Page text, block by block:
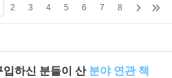
2 3 4 5 6 7 8
입하신 분들이 산 분야 연관 책